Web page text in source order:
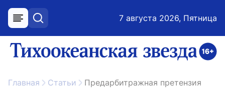
меню поиск 7 августа 2026, Пятница
ссылка на главную
Главная Статьи Предарбитражная претензия